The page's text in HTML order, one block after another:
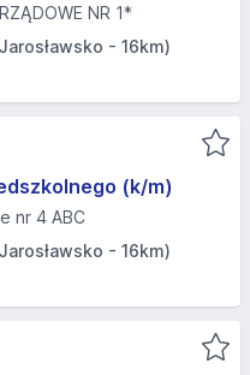
NR 1*
- 16km)
(k/m)
nr 4 ABC
- 16km)